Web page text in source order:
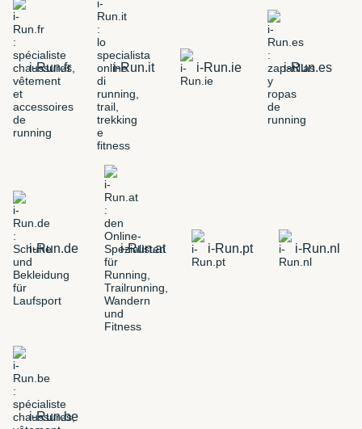
i-Run.fr i-Run.it i-Run.ie i-Run.es
i-Run.de i-Run.at i-Run.pt i-Run.nl
i-Run.be